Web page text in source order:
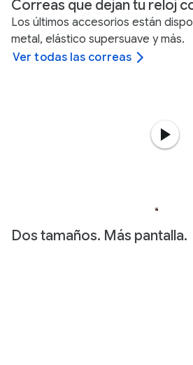
Correas que dejan tu reloj
Los últimos accesorios están
metal, elástico supersuave y más.
Ver todas las correas
Dos tamaños. Más pantalla.